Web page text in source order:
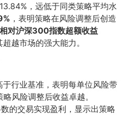
，远低于同类策略平均水
，表明策略在风险调整后创造
相对沪深300指数超额收益
越市场的强大能力。
于行业基准，表明每单位风险带
风险调整后收益卓越。
数的交易实现盈利，显示出策略